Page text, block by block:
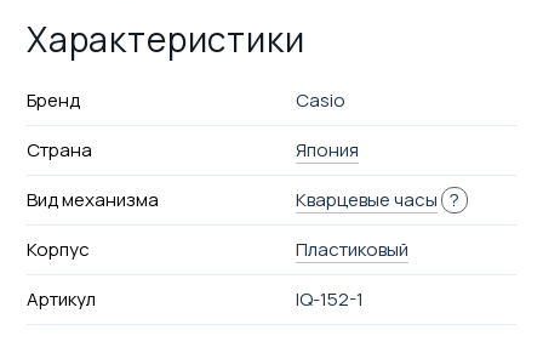
Характеристики
Бренд
Casio
Страна
Япония
Вид механизма
Кварцевые часы ?
Корпус
Пластиковый
Артикул
IQ-152-1